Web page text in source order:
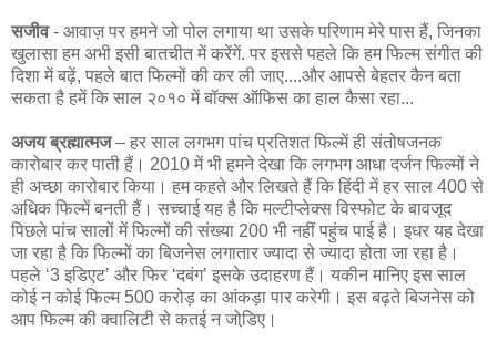
सजीव- आवाज़ पर हमने जो पोल लगाया था उसके परिणाम मेरे पास हैं, जिनका
खुलासा हम अभी इसी बातचीत में करेंगें. पर इससे पहले कि हम फिल्म संगीत की
दिशा में बढ़ें, पहले बात फिल्मों की कर ली जाए....और आपसे बेहतर कैन बता
सकता है हमें कि साल २०१० में बॉक्स ऑफिस का हाल कैसा रहा...
अजय ब्रह्मात्मज– हर साल लगभग पांच प्रतिशत फिल्‍में ही संतोषजनक
कारोबार कर पाती हैं। 2010 में भी हमने देखा कि लगभग आधा दर्जन फिल्‍मों ने
ही अच्‍छा कारोबार किया। हम कहते और लिखते हैं कि हिंदी में हर साल 400 से
अधिक फिल्‍में बनती हैं। सच्‍चाई यह है कि मल्‍टीप्‍लेक्‍स विस्‍फोट के बावजूद
पिछले पांच सालों में फिल्‍मों की संख्‍या 200 भी नहीं पहुंच पाई है। इधर यह देखा
जा रहा है कि फिल्‍मों का बिजनेस लगातार ज्‍यादा से ज्‍यादा होता जा रहा है।
पहले ‘3 इडिएट’ और फिर ‘दबंग’ इसके उदाहरण हैं। यकीन मानिए इस साल
कोई न कोई फिल्‍म 500 करोड़ का आंकड़ा पार करेगी। इस बढ़ते बिजनेस को
आप फिल्‍म की क्‍वालिटी से कतई न जोडि़ए।